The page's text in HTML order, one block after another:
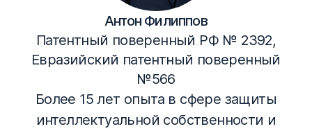
Антон Филиппов
Патентный поверенный РФ № 2392,
Евразийский патентный поверенный
№566
Более 15 лет опыта в сфере защиты
интеллектуальной собственности и